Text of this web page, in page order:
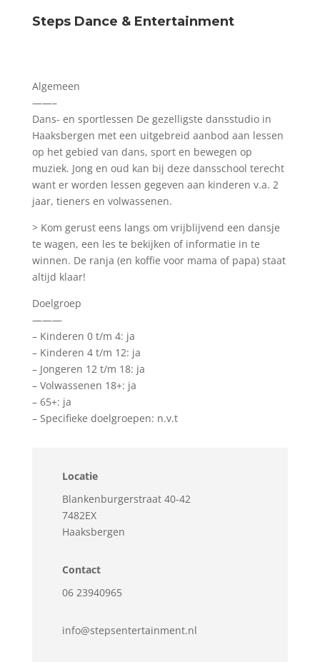
Steps Dance & Entertainment
Algemeen
——–
Dans- en sportlessen De gezelligste dansstudio in
Haaksbergen met een uitgebreid aanbod aan lessen
op het gebied van dans, sport en bewegen op
muziek. Jong en oud kan bij deze dansschool terecht
want er worden lessen gegeven aan kinderen v.a. 2
jaar, tieners en volwassenen.
> Kom gerust eens langs om vrijblijvend een dansje
te wagen, een les te bekijken of informatie in te
winnen. De ranja (en koffie voor mama of papa) staat
altijd klaar!
Doelgroep
———
– Kinderen 0 t/m 4: ja
– Kinderen 4 t/m 12: ja
– Jongeren 12 t/m 18: ja
– Volwassenen 18+: ja
– 65+: ja
– Specifieke doelgroepen: n.v.t
Locatie
Blankenburgerstraat 40-42
7482EX
Haaksbergen
Contact
06 23940965
info@stepsentertainment.nl